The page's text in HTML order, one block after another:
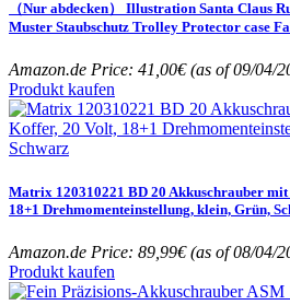
（Nur abdecken） Illustration Santa Claus
Muster Staubschutz Trolley Protector case
Amazon.de Price: 41,00€(as of 09/04/
Produkt kaufen
Matrix 120310221 BD 20 Akkuschrauber
18+1 Drehmomenteinstellung, klein, Grün,
Amazon.de Price: 89,99€(as of 08/04/
Produkt kaufen